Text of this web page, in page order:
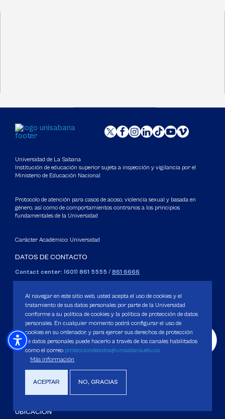
Universidad de La Sabana
Institución de educación superior sujeta a inspección y vigilancia por el
Ministerio de Educación Nacional
Protocolo de atención para casos de acoso, violencia sexual y basada en
género, así como de comportamientos contrarios a los principios
fundamentales de la Universidad
Carácter Académico: Universidad
DATOS DE CONTACTO
Contact center: (601) 861 5555 / 861 6666
Apartado: 53753, Bogotá.
WhatsApp: +57 3205164838
Correo electrónico para inquietudes generales y servicios de la
Universidad
servicious@unisabana.edu.co
Contacto únicamente para notificaciones legales.
No se responderán otros temas que no sean de tipo legal.
notificacioneslegales@unisabana.edu.co
UBICACIÓN
Al navegar en este sitio web, usted acepta el uso de cookies y el
tratamiento de sus datos personales por parte de la Universidad
conforme a su política de cookies y la política de protección de datos
personales. En cualquier momento podrá configurar el uso de
cookies en su ordenador, y para ejercer sus derechos de protección
de datos personales puede hacerlo a través de los canales habilitados
como el correo protecciondedatos@unisabana.edu.co
Más información
ACEPTAR NO, GRACIAS